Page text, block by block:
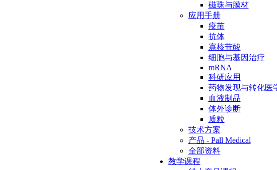
磁珠与膜材
应用手册
疫苗
抗体
寡核苷酸
细胞与基因治疗
mRNA
科研应用
药物发现与转化医
血液制品
体外诊断
质粒
技术方案
产品 - Pall Medical
全部资料
教学课程